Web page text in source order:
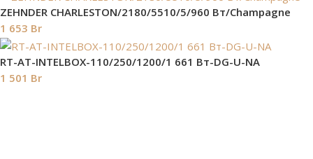
ZEHNDER CHARLESTON/2180/5510/5/960 Вт/Champagne
1 653 Br
RT-AT-INTELBOX-110/250/1200/1 661 Вт-DG-U-NA
1 501 Br